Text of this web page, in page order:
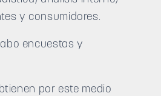
y consumidores.
encuestas y
por este medio